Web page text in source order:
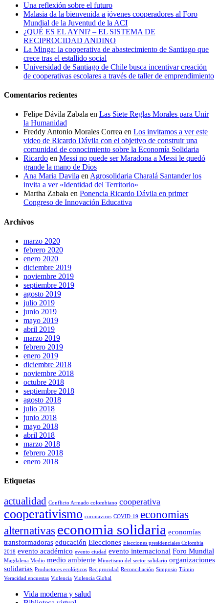
Una reflexión sobre el futuro
Malasia da la bienvenida a jóvenes cooperadores al Foro
Mundial de la Juventud de la ACI
¿QUÉ ES EL AYNI? – EL SISTEMA DE
RECIPROCIDAD ANDINO
La Minga: la cooperativa de abastecimiento de Santiago que
crece tras el estallido social
Universidad de Santiago de Chile busca incentivar creación
de cooperativas escolares a través de taller de emprendimiento
Comentarios recientes
Felipe Dávila Zabala en Las Siete Reglas Morales para Unir
la Humanidad
Freddy Antonio Morales Correa en Los invitamos a ver este
video de Ricardo Dávila con el objetivo de construir una
comunidad de conocimiento sobre la Economía Solidaria
Ricardo en Messi no puede ser Maradona a Messi le quedó
grande la mano de Dios
Ana Maria Davila en Agrosolidaria Charalá Santander los
invita a ver «Identidad del Territorio»
Martha Zabala en Ponencia Ricardo Dávila en primer
Congreso de Innovación Educativa
Archivos
marzo 2020
febrero 2020
enero 2020
diciembre 2019
noviembre 2019
septiembre 2019
agosto 2019
julio 2019
junio 2019
mayo 2019
abril 2019
marzo 2019
febrero 2019
enero 2019
diciembre 2018
noviembre 2018
octubre 2018
septiembre 2018
agosto 2018
julio 2018
junio 2018
mayo 2018
abril 2018
marzo 2018
febrero 2018
enero 2018
Etiquetas
actualidad Conflicto Armado colombiano cooperativa
cooperativismo coronavirus COVID-19 economias
alternativas economia solidaria economías
transformadoras educación Elecciones Elecciones presidenciales Colombia
2018 evento académico evento ciudad evento internacional Foro Mundial
Magdalena Medio medio ambiente Mimetismo del sector solidario organizaciones
solidarias Productores ecológicos Reciprocidad Reconciliación Simposio Túmin
Veracidad encuestas Violencia Violencia Global
Vida moderna y salud